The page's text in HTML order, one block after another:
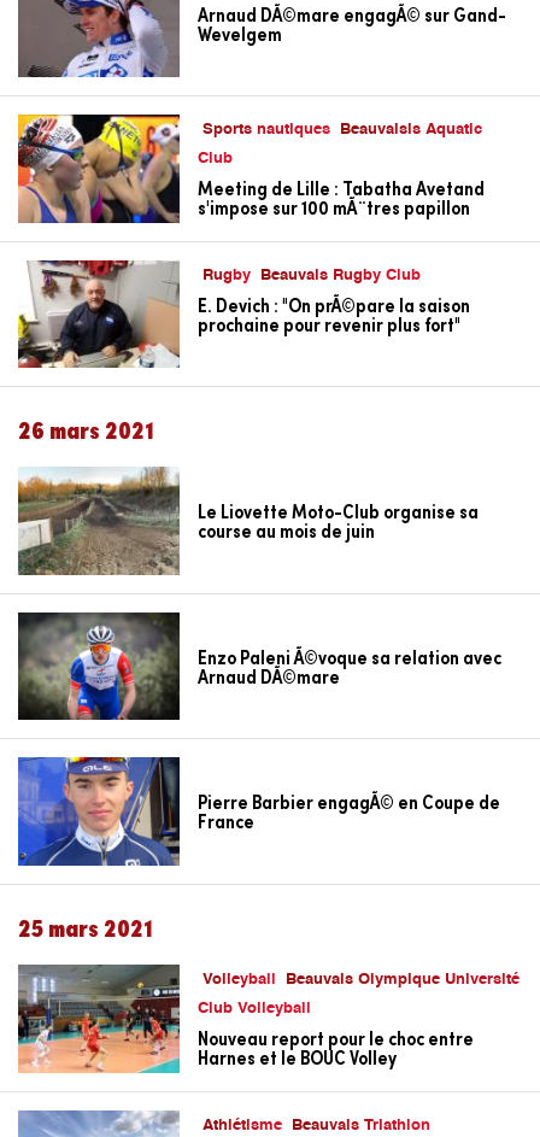
Arnaud DÃ©mare engagÃ© sur Gand-
Wevelgem
Sports nautiques
Beauvaisis Aquatic
Club
Meeting de Lille : Tabatha Avetand
s'impose sur 100 mÃ¨tres papillon
Rugby Beauvais Rugby Club
E. Devich : "On prÃ©pare la saison
prochaine pour revenir plus fort"
26 mars 2021
Le Liovette Moto-Club organise sa
course au mois de juin
Enzo Paleni Ã©voque sa relation avec
Arnaud DÃ©mare
Pierre Barbier engagÃ© en Coupe de
France
25 mars 2021
Volleyball
Beauvais Olympique Université
Club Volleyball
Nouveau report pour le choc entre
Harnes et le BOUC Volley
Athlétisme Beauvais Triathlon